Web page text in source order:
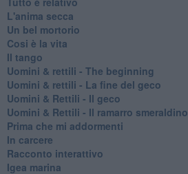
L'anima secca
Un bel mortorio
Cosi è la vita
Il tango
​Uomini & rettili - The beginning
​Uomini & rettili - La fine del geco
Uomini & Rettili - Il geco
Uomini & Rettili - Il ramarro smeraldino
Prima che mi addormenti
In carcere
Racconto interattivo
Igea marina